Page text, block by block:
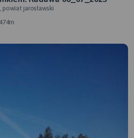
powiat jarosławski